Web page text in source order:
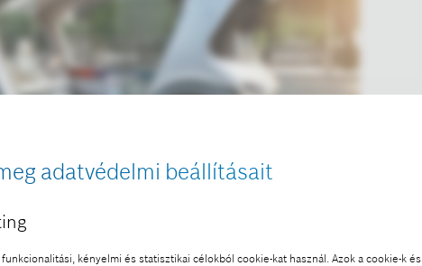
adatvédelmi beállításait
kényelmi és statisztikai célokból cookie-kat használ. Azok a cookie-k és